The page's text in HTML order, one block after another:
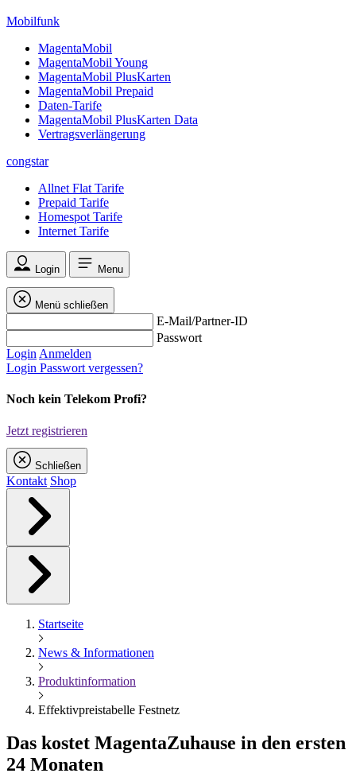
Mobilfunk
MagentaMobil
MagentaMobil Young
MagentaMobil PlusKarten
MagentaMobil Prepaid
Daten-Tarife
MagentaMobil PlusKarten Data
Vertragsverlängerung
congstar
Allnet Flat Tarife
Prepaid Tarife
Homespot Tarife
Internet Tarife
Login Menu
Menü schließen
E-Mail/Partner-ID
Passwort
Login Anmelden
Login Passwort vergessen?
Noch kein Telekom Profi?
Jetzt registrieren
Schließen
Kontakt Shop
Startseite
News & Informationen
Produktinformation
Effektivpreistabelle Festnetz
Das kostet MagentaZuhause in den ersten
24 Monaten